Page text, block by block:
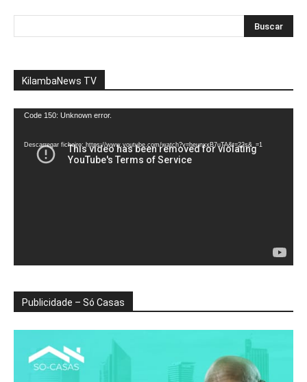
KilambaNews TV
Reprodutor
vídeo
Code 150: Unknown error.
Descarregar ficheiro: https://www.youtube.com/watch?v=heunxxB7uTA&t=22s&_=1
Publicidade – Só Casas